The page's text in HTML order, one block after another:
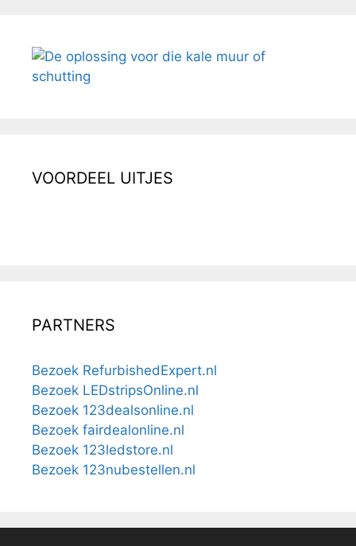
VOORDEEL UITJES
PARTNERS
Bezoek RefurbishedExpert.nl
Bezoek LEDstripsOnline.nl
Bezoek 123dealsonline.nl
Bezoek fairdealonline.nl
Bezoek 123ledstore.nl
Bezoek 123nubestellen.nl